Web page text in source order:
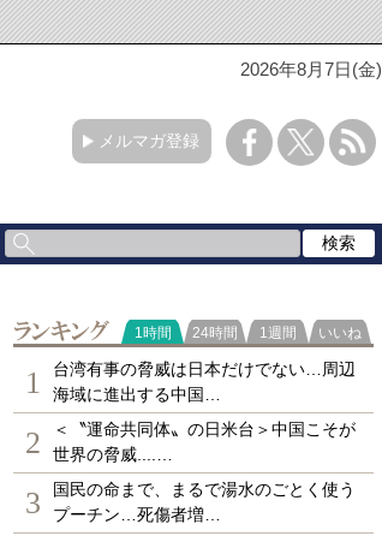
2026年8月7日(金)
メルマガ登録
ランキング
1時間 24時間 1週間 いいね
1
台湾有事の脅威は日本だけでない…周辺
海域に進出する中国…
2
＜〝運命共同体〟の日米台＞中国こそが
世界の脅威....…
3
国民の命まで、まるで湯水のごとく使う
プーチン…死傷者増…